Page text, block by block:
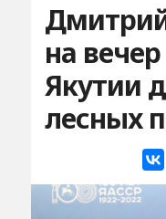
на
Якутии
лесных